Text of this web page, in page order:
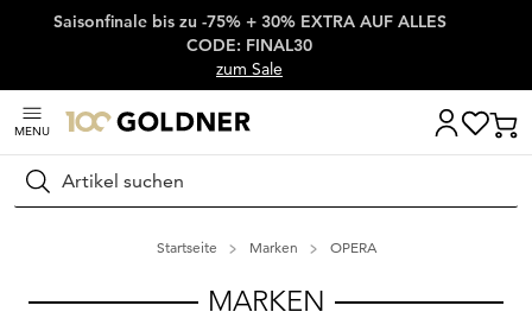
Überspringe Navigation, direkt zum Content
Saisonfinale bis zu -75% + 30% EXTRA AUF ALLES
CODE: FINAL30
zum Sale
MENU
Suchen
Startseite Marken OPERA
MARKEN